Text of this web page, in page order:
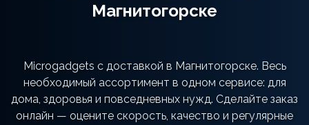
Магнитогорске
Microgadgets с доставкой в Магнитогорске. Весь
необходимый ассортимент в одном сервисе: для
дома, здоровья и повседневных нужд. Сделайте заказ
онлайн — оцените скорость, качество и регулярные